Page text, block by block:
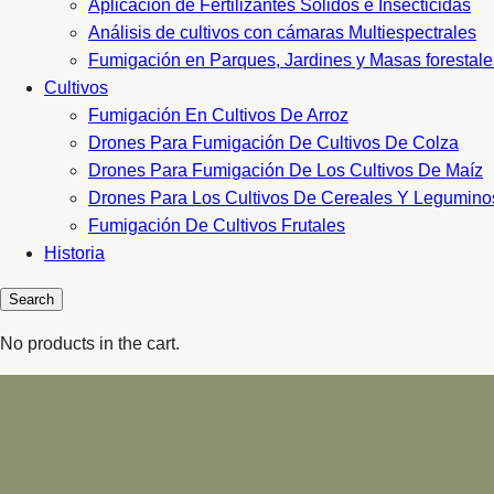
Aplicacion de Fertilizantes Sólidos e Insecticidas
Análisis de cultivos con cámaras Multiespectrales
Fumigación en Parques, Jardines y Masas
Cultivos
Fumigación En Cultivos De Arroz
Drones Para Fumigación De Cultivos De Colza
Drones Para Fumigación De Los Cultivos De Maíz
Drones Para Los Cultivos De Cereales Y
Fumigación De Cultivos Frutales
Historia
No products in the cart.